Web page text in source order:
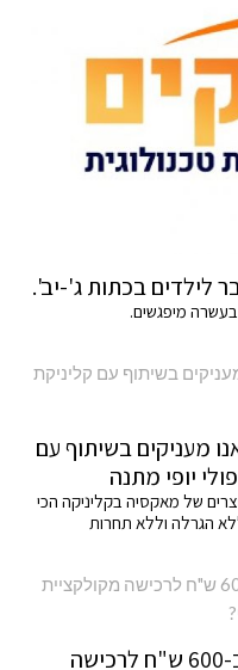
לילדים בכתות ג'-יב'.
מעניקים בשיתוף עם
של מאקסיה בקליניקה הכי
רוצה להשתתף בהגרלה ולזכות ב-600 ש"ח לרכישה